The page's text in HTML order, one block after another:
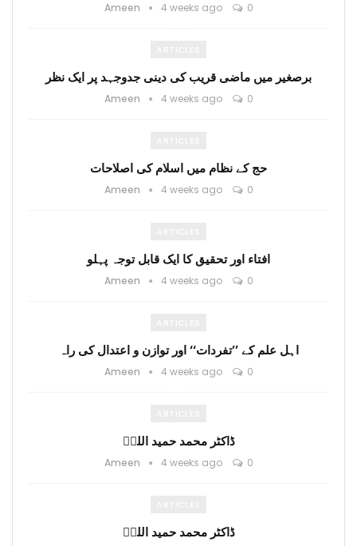
Ameen 4 weeks ago 0
برصغیر میں ماضی قریب کی دینی جدوجہد پر ایک نظر
Ameen 4 weeks ago 0
حج کے نظام میں اسلام کی اصلاحات
Ameen 4 weeks ago 0
افتاء اور تحقیق کا ایک قابل توجہ پہلو
Ameen 4 weeks ago 0
اہل علم کے ’’تفردات‘‘ اور توازن و اعتدال کی راہ
Ameen 4 weeks ago 0
ڈاکٹر محمد حمید اللہؒ
Ameen 4 weeks ago 0
ڈاکٹر محمد حمید اللہؒ